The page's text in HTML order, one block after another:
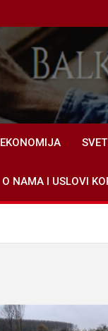
EKONOMIJA SVET
O NAMA I USLOVI